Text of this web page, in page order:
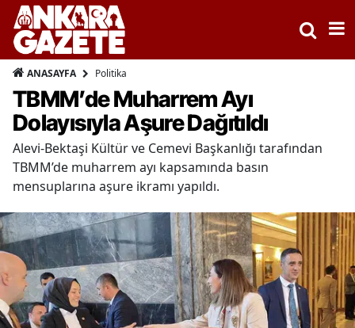
ANASAYFA Politika
TBMM’de Muharrem Ayı
Dolayısıyla Aşure Dağıtıldı
Alevi-Bektaşi Kültür ve Cemevi Başkanlığı tarafından
TBMM’de muharrem ayı kapsamında basın
mensuplarına aşure ikramı yapıldı.